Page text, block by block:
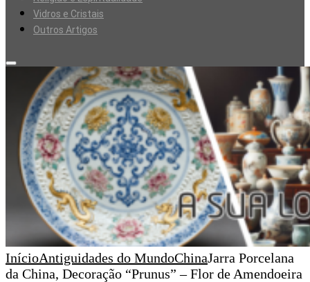
Vidros e Cristais
Outros Artigos
InícioAntiguidades do MundoChinaJarra Porcelana
da China, Decoração “Prunus” – Flor de Amendoeira